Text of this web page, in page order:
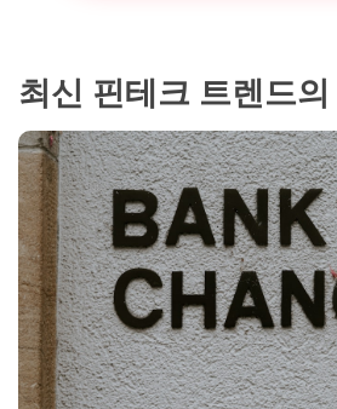
최신 핀테크 트렌드